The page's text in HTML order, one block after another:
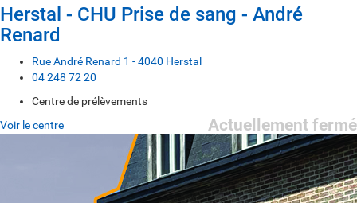
Herstal - CHU Prise de sang - André
Renard
Rue André Renard 1 - 4040 Herstal
04 248 72 20
Centre de prélèvements
Actuellement fermé
Voir le centre